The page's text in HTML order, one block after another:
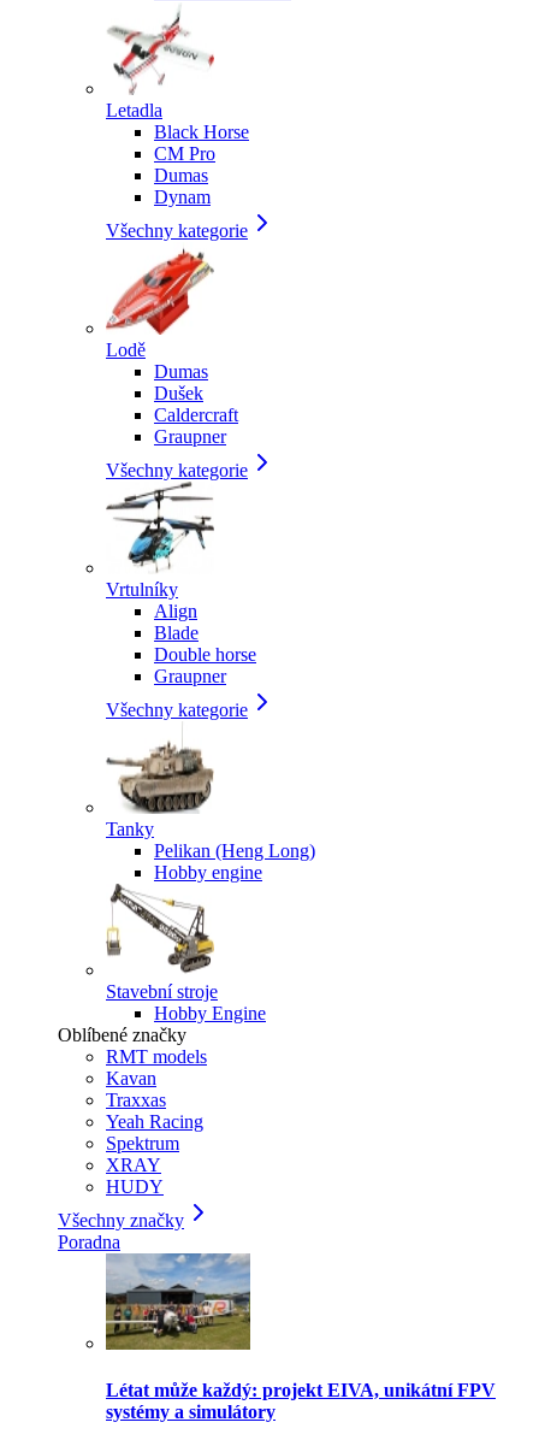
Letadla
Black Horse
CM Pro
Dumas
Dynam
Všechny kategorie
Lodě
Dumas
Dušek
Caldercraft
Graupner
Všechny kategorie
Vrtulníky
Align
Blade
Double horse
Graupner
Všechny kategorie
Tanky
Pelikan (Heng Long)
Hobby engine
Stavební stroje
Hobby Engine
Oblíbené značky
RMT models
Kavan
Traxxas
Yeah Racing
Spektrum
XRAY
HUDY
Všechny značky
Poradna
Létat může každý: projekt EIVA, unikátní FPV
systémy a simulátory